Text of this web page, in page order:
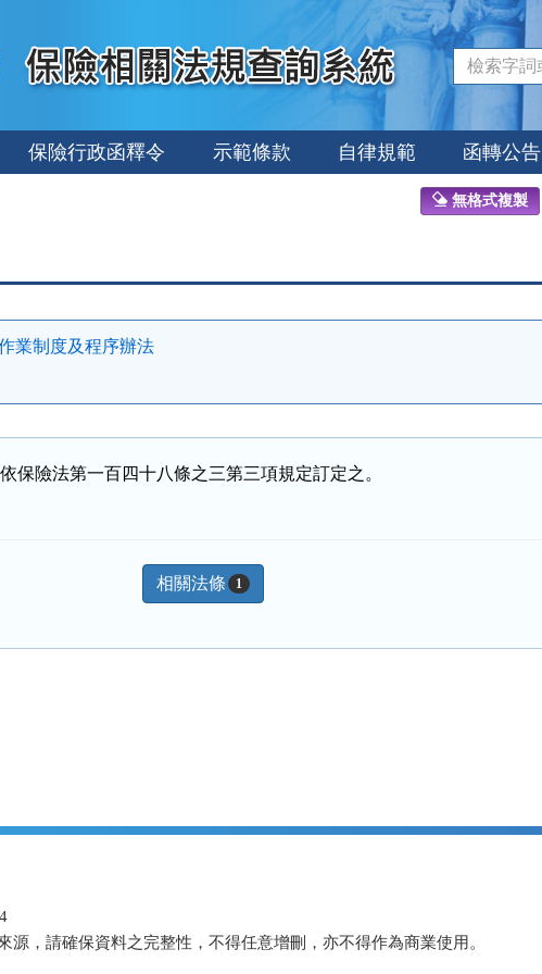
保險行政函釋令 示範條款 自律規範 函轉公告
無格式複製
業制度及程序辦法
保險法第一百四十八條之三第三項規定訂定之。
相關法條 1
，請確保資料之完整性，不得任意增刪，亦不得作為商業使用。